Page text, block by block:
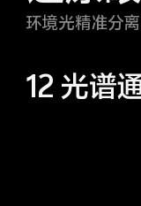
环境光精准分
12 光谱